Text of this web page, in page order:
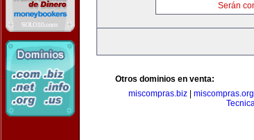
Serán
Otros dominios en venta:
miscompras.biz| miscompras.org